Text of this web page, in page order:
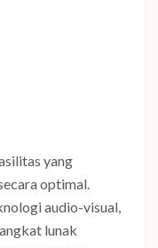
yang
optimal.
audio-visual,
lunak